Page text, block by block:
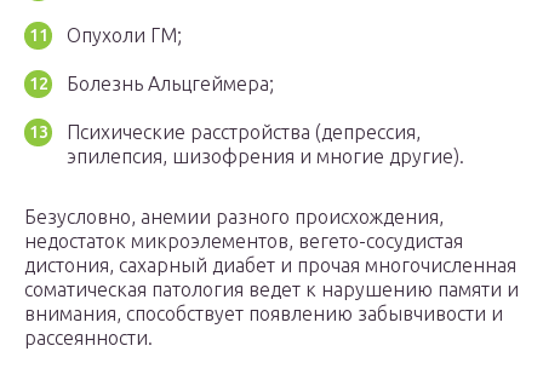
Опухоли ГМ;
Болезнь Альцгеймера;
Психические расстройства (депрессия,
эпилепсия, шизофрения и многие другие).
Безусловно, анемии разного происхождения,
недостаток микроэлементов, вегето-сосудистая
дистония, сахарный диабет и прочая многочисленная
соматическая патология ведет к нарушению памяти и
внимания, способствует появлению забывчивости и
рассеянности.